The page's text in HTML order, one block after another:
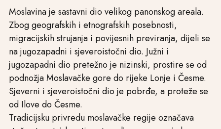
Moslavina je sastavni dio velikog panonskog areala.
Zbog geografskih i etnografskih posebnosti,
migracijskih strujanja i povijesnih previranja, dijeli se
na jugozapadni i sjeveroistočni dio. Južni i
jugozapadni dio pretežno je nizinski, prostire se od
podnožja Moslavačke gore do rijeke Lonje i Česme.
Sjeverni i sjeveroistočni dio je pobrđe, a proteže se
od Ilove do Česme.
Tradicijsku privredu moslavačke regije označava